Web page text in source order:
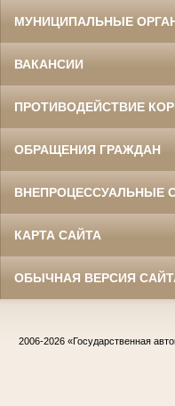
МУНИЦИПАЛЬНЫЕ
ВАКАНСИИ
ПРОТИВОДЕЙСТВИЕ
ОБРАЩЕНИЯ ГРАЖДАН
ВНЕПРОЦЕССУАЛЬНЫЕ
КАРТА САЙТА
ОБЫЧНАЯ ВЕРСИЯ
2006-2026 «Государственная